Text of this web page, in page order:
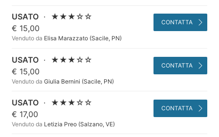
USATO ·
★★★☆☆
€ 15,00
Venduto da Elisa Marazzato (Sacile, PN)
CONTATTA
USATO ·
★★★☆☆
€ 15,00
Venduto da Giulia Bernini (Sacile, PN)
CONTATTA
USATO ·
★★★☆☆
€ 17,00
Venduto da Letizia Preo (Salzano, VE)
CONTATTA